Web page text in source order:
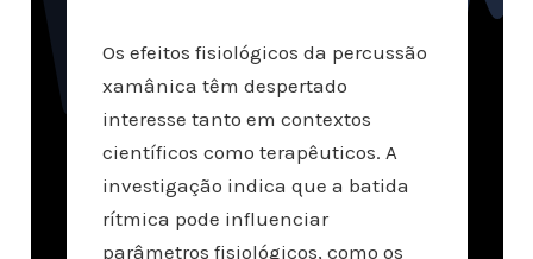
Os efeitos fisiológicos da percussão
xamânica têm despertado
interesse tanto em contextos
científicos como terapêuticos. A
investigação indica que a batida
rítmica pode influenciar
parâmetros fisiológicos, como os